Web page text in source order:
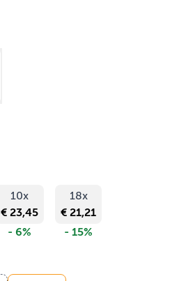
10x
€ 23,45
- 6%
18x
€ 21,21
- 15%